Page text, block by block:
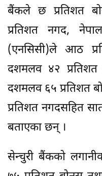
बैंकले छ प्रतिशत
प्रतिशत नगद,
(एनसिसी)ले आठ
दशमलव ४२
दशमलव ६५ प्रतिशत
प्रतिशत नगदसहित
बताएका छन् ।
सेन्चुरी बैंकको